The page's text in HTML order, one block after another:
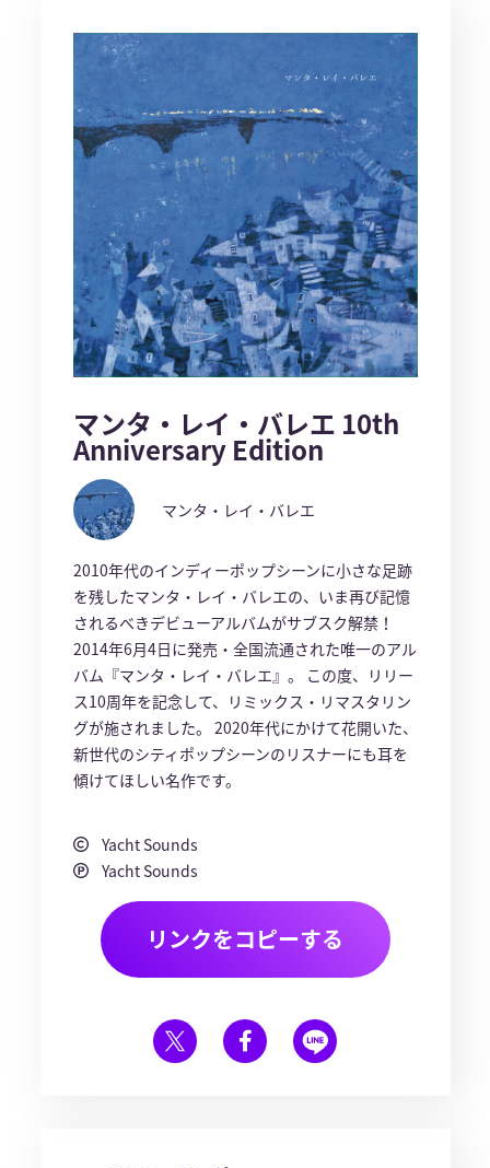
マンタ・レイ・バレエ 10th
Anniversary Edition
マンタ・レイ・バレエ
2010年代のインディーポップシーンに小さな足跡
を残したマンタ・レイ・バレエの、いま再び記憶
されるべきデビューアルバムがサブスク解禁！
2014年6月4日に発売・全国流通された唯一のアル
バム『マンタ・レイ・バレエ』。 この度、リリー
ス10周年を記念して、リミックス・リマスタリン
グが施されました。 2020年代にかけて花開いた、
新世代のシティポップシーンのリスナーにも耳を
傾けてほしい名作です。
Yacht Sounds
Yacht Sounds
リンクをコピーする